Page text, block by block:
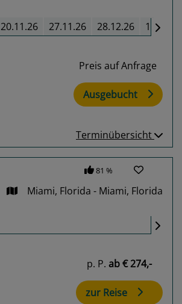
20.11.26 27.11.26 28.12.26
Preis auf Anfrage
Ausgebucht
Terminübersicht
81 %
Miami, Florida - Miami, Florida
p. P. ab€ 274,-
zur Reise